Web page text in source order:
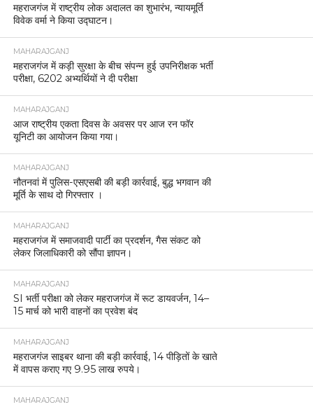
महराजगंज में राष्ट्रीय लोक अदालत का शुभारंभ, न्यायमूर्ति
विवेक वर्मा ने किया उद्घाटन।
MAHARAJGANJ
महराजगंज में कड़ी सुरक्षा के बीच संपन्न हुई उपनिरीक्षक भर्ती
परीक्षा, 6202 अभ्यर्थियों ने दी परीक्षा
MAHARAJGANJ
आज राष्ट्रीय एकता दिवस के अवसर पर आज रन फॉर
यूनिटी का आयोजन किया गया।
MAHARAJGANJ
नौतनवां में पुलिस-एसएसबी की बड़ी कार्रवाई, बुद्ध भगवान की
मूर्ति के साथ दो गिरफ्तार ।
MAHARAJGANJ
महराजगंज में समाजवादी पार्टी का प्रदर्शन, गैस संकट को
लेकर जिलाधिकारी को सौंपा ज्ञापन।
MAHARAJGANJ
SI भर्ती परीक्षा को लेकर महराजगंज में रूट डायवर्जन, 14–
15 मार्च को भारी वाहनों का प्रवेश बंद
MAHARAJGANJ
महराजगंज साइबर थाना की बड़ी कार्रवाई, 14 पीड़ितों के खाते
में वापस कराए गए 9.95 लाख रुपये।
MAHARAJGANJ